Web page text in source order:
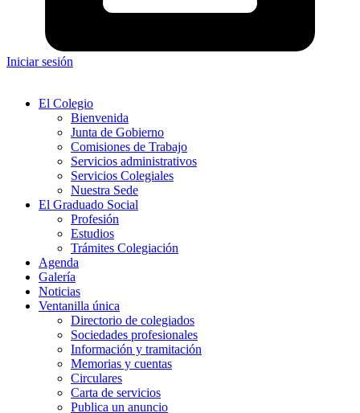
Iniciar sesión
El Colegio
Bienvenida
Junta de Gobierno
Comisiones de Trabajo
Servicios administrativos
Servicios Colegiales
Nuestra Sede
El Graduado Social
Profesión
Estudios
Trámites Colegiación
Agenda
Galería
Noticias
Ventanilla única
Directorio de colegiados
Sociedades profesionales
Información y tramitación
Memorias y cuentas
Circulares
Carta de servicios
Publica un anuncio